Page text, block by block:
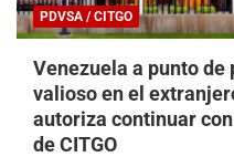
PDVSA / CITGO
Venezuela a punto
valioso en el
autoriza continuar
de CITGO